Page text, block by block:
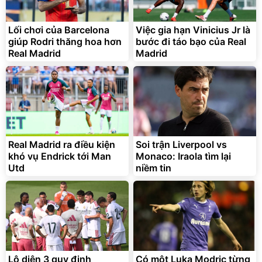
Bạt phủ xe ô tô cao cấp,
tráng nhôm 03 lớp
392.000
325.000đ
Đã bán nhiều
Xe đạp điện trợ lực G-
Force C14 gấp gọn bỏ cốp
tiện lợi
9.900.000
7.092.000đ
Đang xem nhiều
G-FORCE VIETNA
Lối chơi của Barcelona
giúp Rodri thăng hoa hơn
Real Madrid
Việc gia hạn Vinicius Jr là
bước đi táo bạo của Real
Madrid
Real Madrid ra điều kiện
khó vụ Endrick tới Man
Utd
Soi trận Liverpool vs
Monaco: Iraola tìm lại
niềm tin
Lộ diện 3 quy định Có một Luka Modric từng